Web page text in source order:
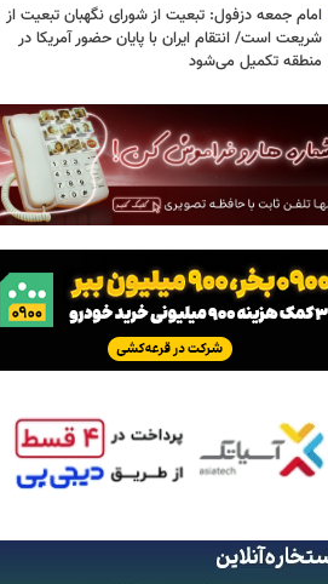
امام جمعه دزفول: تبعیت از شورای نگهبان تبعیت از
شریعت است/ انتقام ایران با پایان حضور آمریکا در
منطقه تکمیل می‌شود